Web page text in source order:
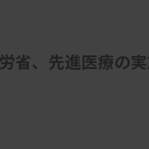
省、先進医療の